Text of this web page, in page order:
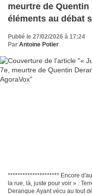
meurtre de
éléments au débat
Publié le 27/02/2026 à 17:24
Par Antoine Potier
********************* Encore
la rue, là, juste pour voir » :
Deranque Ayant vécu au tout